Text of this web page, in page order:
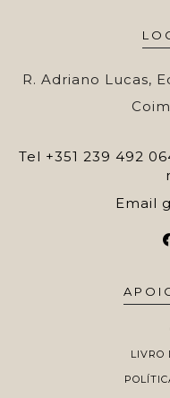
R. Adriano Lucas,
Tel +351 239 492
Email
LIVRO